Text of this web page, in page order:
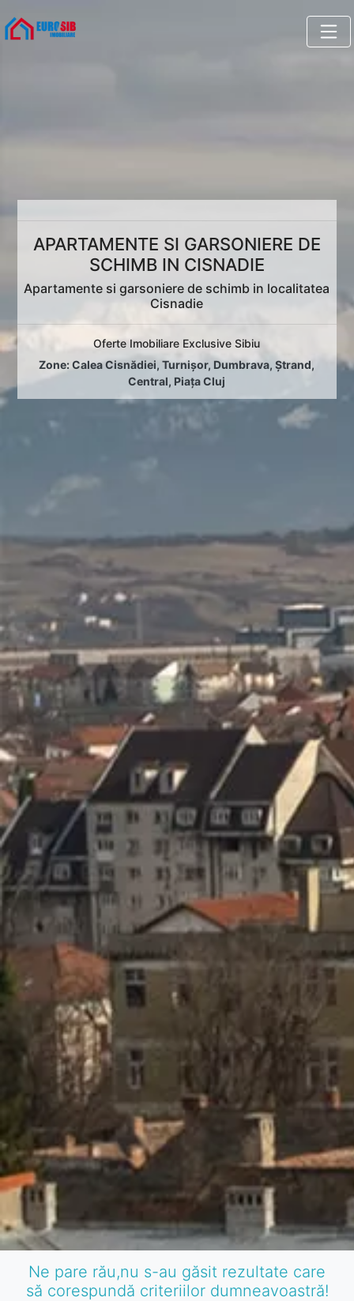
APARTAMENTE SI GARSONIERE DE
SCHIMB IN CISNADIE
Apartamente si garsoniere de schimb in localitatea
Cisnadie
Oferte Imobiliare Exclusive Sibiu
Zone:Calea Cisnădiei,Turnișor, Dumbrava,Ștrand,
Central, Piața Cluj
Ne pare rău,nu s-au găsit rezultate care
să corespundă criteriilor dumneavoastră!